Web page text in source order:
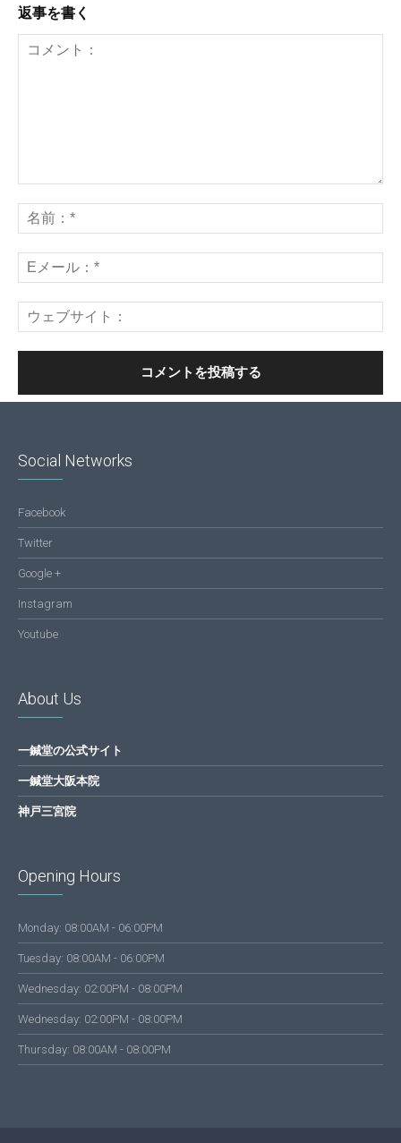
返事を書く
Social Networks
Facebook
Twitter
Google +
Instagram
Youtube
About Us
一鍼堂の公式サイト
一鍼堂大阪本院
神戸三宮院
Opening Hours
Monday: 08:00AM - 06:00PM
Tuesday: 08:00AM - 06:00PM
Wednesday: 02:00PM - 08:00PM
Wednesday: 02:00PM - 08:00PM
Thursday: 08:00AM - 08:00PM